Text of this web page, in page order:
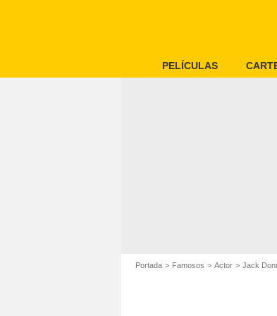
PELÍCULAS
Portada Famosos Actor Jack